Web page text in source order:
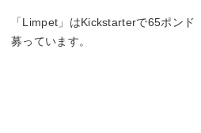
「Limpet」はKickstarterで65ポンド
募っています。